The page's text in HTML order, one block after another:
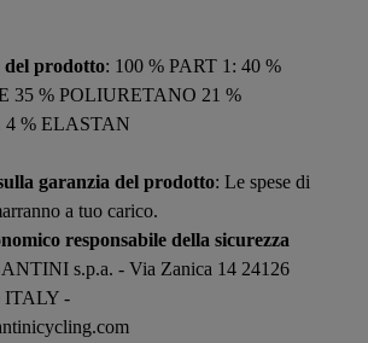
del prodotto: 100 % PART 1: 40 %
35 % POLIURETANO 21 %
4 % ELASTAN
garanzia del prodotto: Le spese di
a tuo carico.
responsabile della sicurezza
s.p.a. - Via Zanica 14 24126
ITALY -